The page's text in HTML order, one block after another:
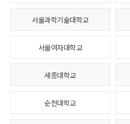
서울과학기술대학교
서울여자대학교
세종대학교
순천대학교